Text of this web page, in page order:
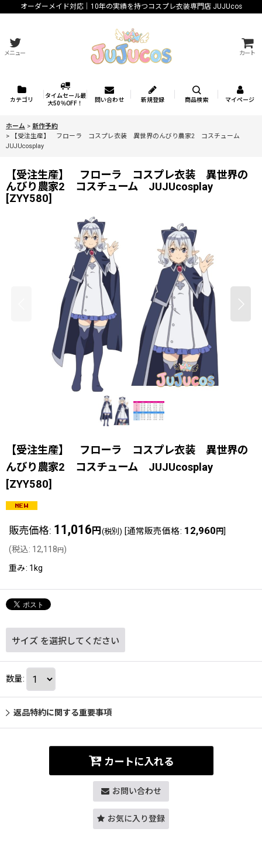
オーダーメイド対応｜10年の実績を持つコスプレ衣装専門店 JUJUcos
メニュー カート
カテゴリ
タイムセール最
大50％OFF！
問い合わせ 新規登録 商品検索 マイページ
ホーム > 新作予約
>
【受注生産】 フローラ コスプレ衣装 異世界のんびり農家2 コスチューム
JUJUcosplay
【受注生産】 フローラ コスプレ衣装 異世界の
んびり農家2 コスチューム JUJUcosplay
[ZYY580]
【受注生産】 フローラ コスプレ衣装 異世界の
んびり農家2 コスチューム JUJUcosplay
[ZYY580]
販売価格: 11,016 円 (税別) [通常販売価格: 12,960 円]
(税込: 12,118円)
重み: 1kg
サイズ を選択してください
数量:
返品特約に関する重要事項
カートに入れる
お問い合わせ
お気に入り登録